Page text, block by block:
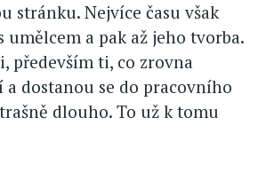
stránku. Nejvíce času však
umělcem a pak až jeho tvorba.
především ti, co zrovna
a dostanou se do pracovního
dlouho. To už k tomu